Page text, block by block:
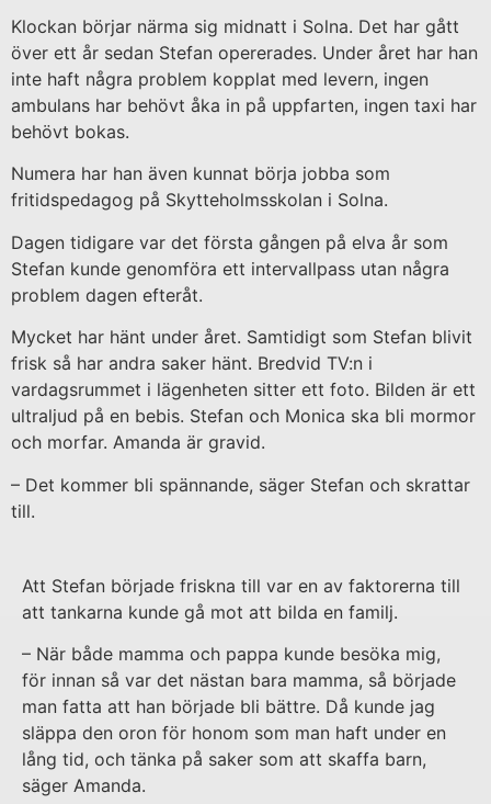
Klockan börjar närma sig midnatt i Solna. Det har gått
över ett år sedan Stefan opererades. Under året har han
inte haft några problem kopplat med levern, ingen
ambulans har behövt åka in på uppfarten, ingen taxi har
behövt bokas.
Numera har han även kunnat börja jobba som
fritidspedagog på Skytteholmsskolan i Solna.
Dagen tidigare var det första gången på elva år som
Stefan kunde genomföra ett intervallpass utan några
problem dagen efteråt.
Mycket har hänt under året. Samtidigt som Stefan blivit
frisk så har andra saker hänt. Bredvid TV:n i
vardagsrummet i lägenheten sitter ett foto. Bilden är ett
ultraljud på en bebis. Stefan och Monica ska bli mormor
och morfar. Amanda är gravid.
– Det kommer bli spännande, säger Stefan och skrattar
till.
Att Stefan började friskna till var en av faktorerna till
att tankarna kunde gå mot att bilda en familj.
– När både mamma och pappa kunde besöka mig,
för innan så var det nästan bara mamma, så började
man fatta att han började bli bättre. Då kunde jag
släppa den oron för honom som man haft under en
lång tid, och tänka på saker som att skaffa barn,
säger Amanda.